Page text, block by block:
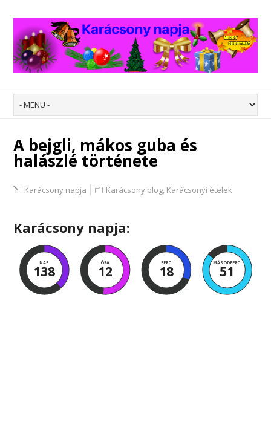
A bejgli, mákos guba és
halászlé története
Karácsony napja Karácsony blog Karácsonyi ételek
Karácsony napja:
NAP
138
ÓRA
12
PERC
18
MÁSODPERC
50